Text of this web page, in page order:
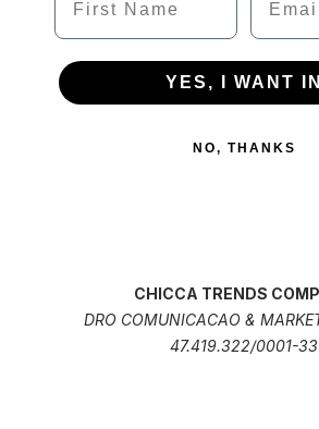
YES, I WANT IN
NO, THANKS
CHICCA TRENDS
DRO COMUNICACAO &
47.419.322/0001-33